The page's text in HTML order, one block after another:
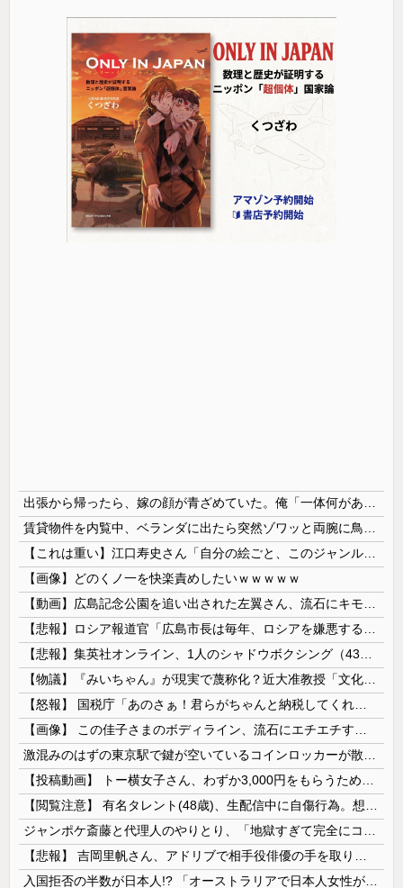
【画像】どのくノ一を快楽責めしたいｗｗｗｗｗ